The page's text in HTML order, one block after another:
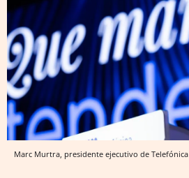
Marc Murtra, presidente ejecutivo de Telefónica